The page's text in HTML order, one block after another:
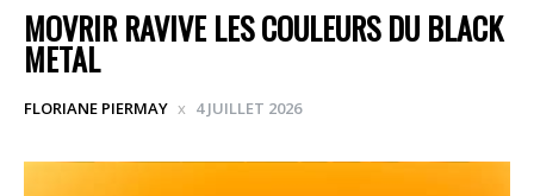
MOVRIR RAVIVE LES COULEURS DU BLACK
METAL
FLORIANE PIERMAY 4 JUILLET 2026